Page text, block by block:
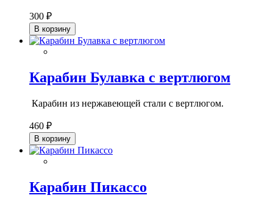
300 ₽
В корзину
Карабин Булавка с вертлюгом
Карабин из нержавеющей стали с вертлюгом.
460 ₽
В корзину
Карабин Пикассо